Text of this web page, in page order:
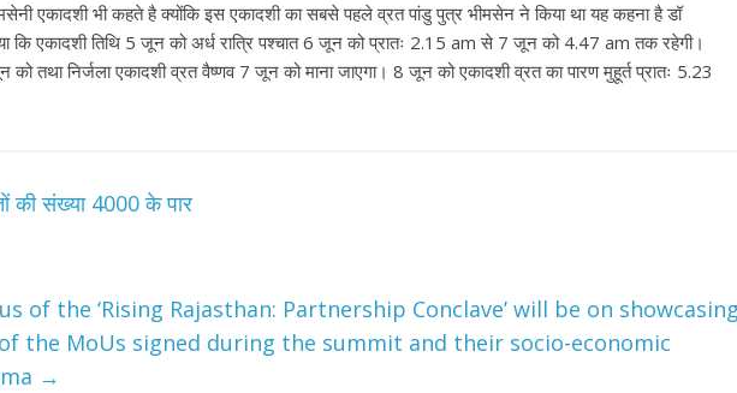
एकादशी भी कहते है क्योंकि इस एकादशी का सबसे पहले व्रत पांडु पुत्र भीमसेन ने किया था यह कहना है डॉ
कि एकादशी तिथि 5 जून को अर्ध रात्रि पश्चात 6 जून को प्रातः 2.15 am से 7 जून को 4.47 am तक रहेगी।
को तथा निर्जला एकादशी व्रत वैष्णव 7 जून को माना जाएगा। 8 जून को एकादशी व्रत का पारण मुहूर्त प्रातः 5.23
की संख्या 4000 के पार
of the ‘Rising Rajasthan: Partnership Conclave’ will be on
the MoUs signed during the summit and their socio-economic
→